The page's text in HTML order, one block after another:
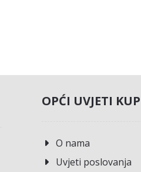
OPĆI UVJETI
O nama
Uvjeti poslovanja